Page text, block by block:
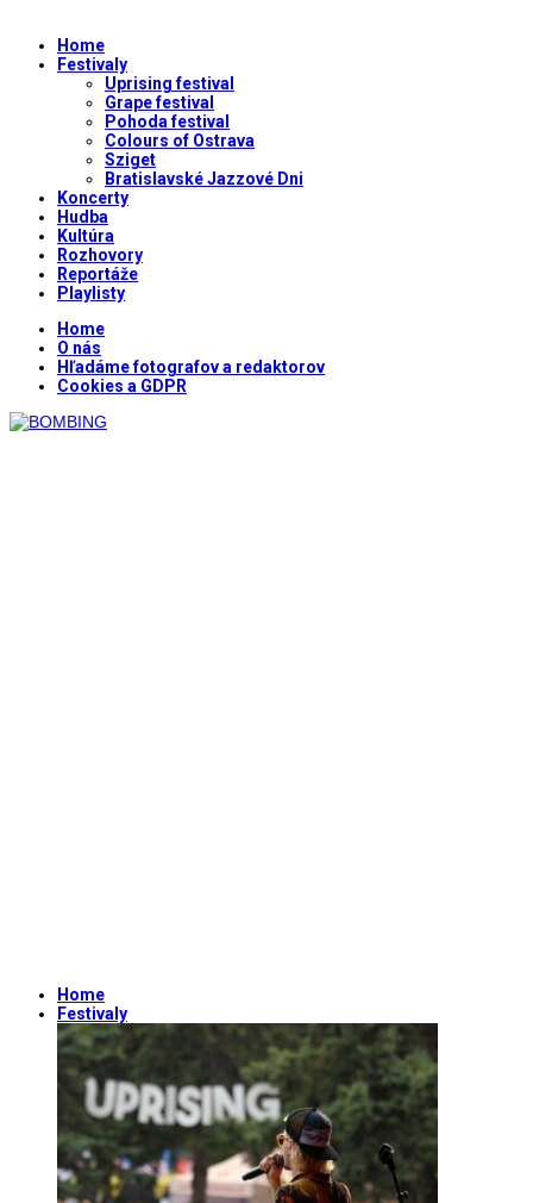
Home
Festivaly
Uprising festival
Grape festival
Pohoda festival
Colours of Ostrava
Sziget
Bratislavské Jazzové Dni
Koncerty
Hudba
Kultúra
Rozhovory
Reportáže
Playlisty
Home
O nás
Hľadáme fotografov a redaktorov
Cookies a GDPR
Home
Festivaly